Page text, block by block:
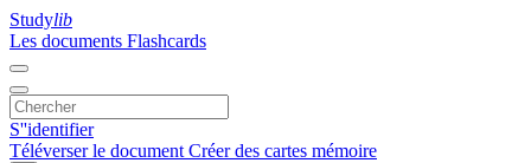
Studylib
Les documents Flashcards
S''identifier
Téléverser le document Créer des cartes mémoire